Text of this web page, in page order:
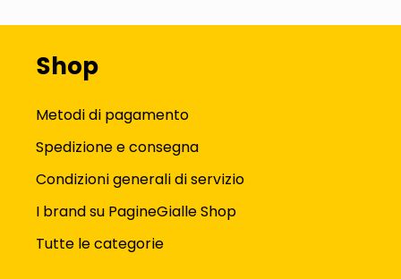
Shop
Metodi di pagamento
Spedizione e consegna
Condizioni generali di servizio
I brand su PagineGialle Shop
Tutte le categorie